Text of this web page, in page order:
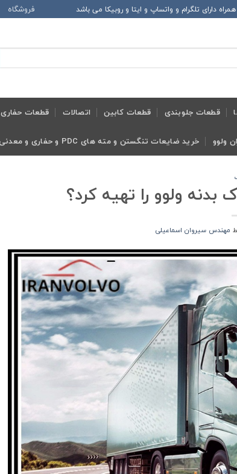
فروشگاه
قطعات جلوبندی قطعات کابین اتصالات قطعات حفاری
ولوو خرید ضایعات تنگستن و مته های PDC و حفاری و معدنی و ابزار تراش
ولوو را تهیه کرد؟
مهندس سیروان اسماعیلی